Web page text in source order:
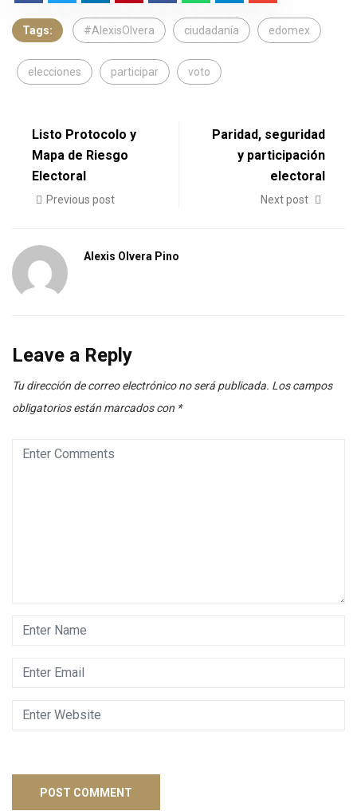
Tags: #AlexisOlvera ciudadanía edomex
elecciones participar voto
Listo Protocolo y
Mapa de Riesgo
Electoral
Previous post
Paridad, seguridad
y participación
electoral
Next post
Alexis Olvera Pino
Leave a Reply
Tu dirección de correo electrónico no será publicada. Los campos
obligatorios están marcados con *